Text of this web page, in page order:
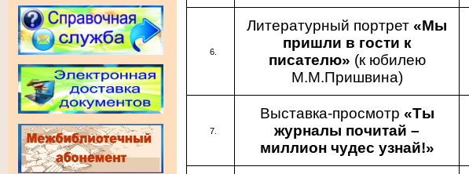
Литературный портрет «Мы
пришли в гости к
писателю» (к юбилею
М.М.Пришвина)
Выставка-просмотр «Ты
журналы почитай –
миллион чудес узнай!»